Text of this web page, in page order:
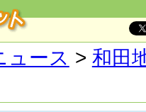
ュース > 和田